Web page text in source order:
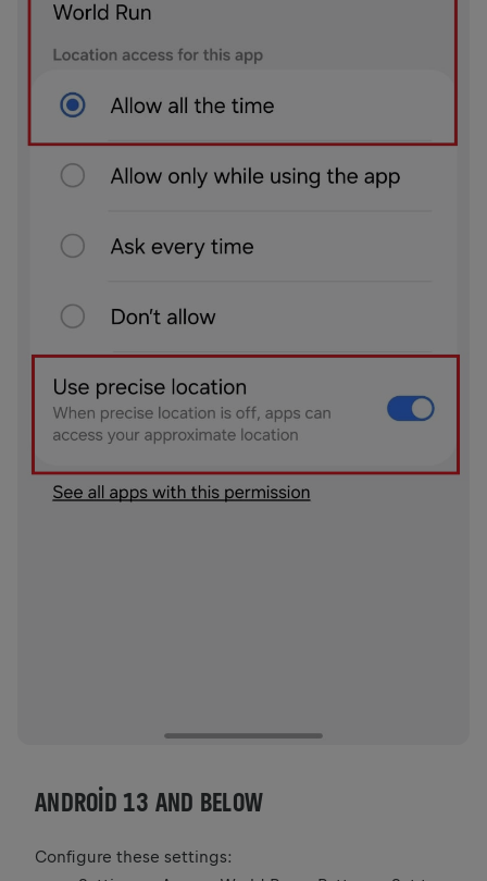
ANDROID 13 AND BELOW
Configure these settings: